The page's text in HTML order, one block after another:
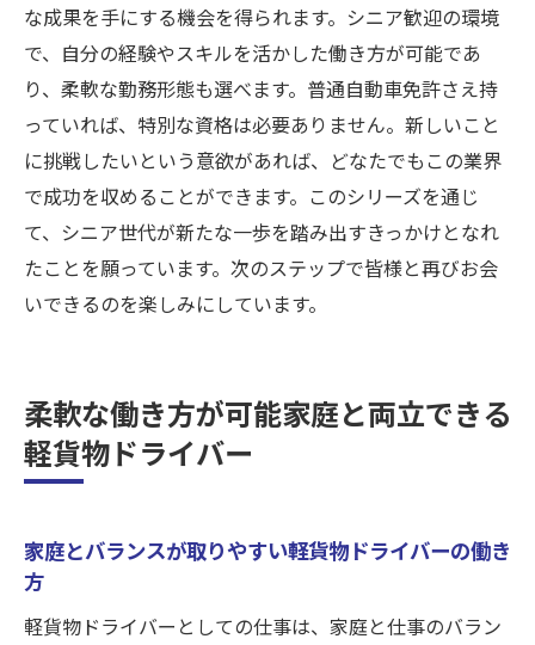
な成果を手にする機会を得られます。シニア歓迎の環境
で、自分の経験やスキルを活かした働き方が可能であ
り、柔軟な勤務形態も選べます。普通自動車免許さえ持
っていれば、特別な資格は必要ありません。新しいこと
に挑戦したいという意欲があれば、どなたでもこの業界
で成功を収めることができます。このシリーズを通じ
て、シニア世代が新たな一歩を踏み出すきっかけとなれ
たことを願っています。次のステップで皆様と再びお会
いできるのを楽しみにしています。
柔軟な働き方が可能家庭と両立できる
軽貨物ドライバー
家庭とバランスが取りやすい軽貨物ドライバーの働き
方
軽貨物ドライバーとしての仕事は、家庭と仕事のバラン